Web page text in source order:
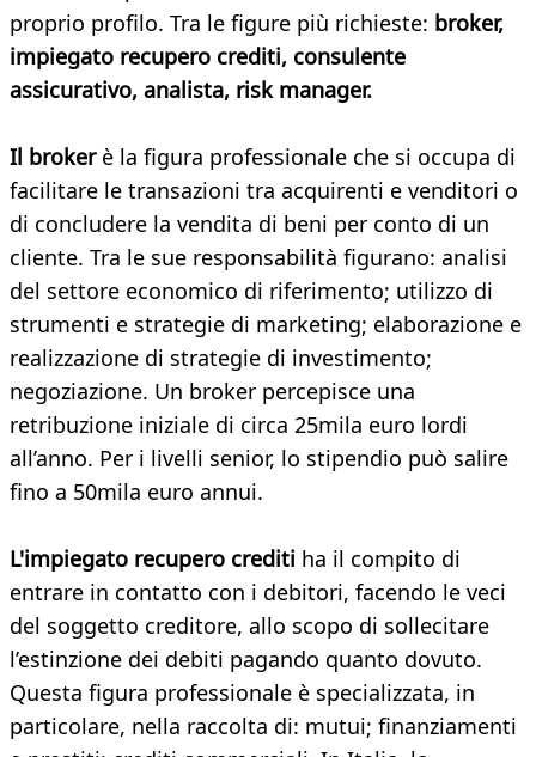
proprio profilo. Tra le figure più richieste: broker,
impiegato recupero crediti, consulente
assicurativo, analista, risk manager.
Il broker è la figura professionale che si occupa di
facilitare le transazioni tra acquirenti e venditori o
di concludere la vendita di beni per conto di un
cliente. Tra le sue responsabilità figurano: analisi
del settore economico di riferimento; utilizzo di
strumenti e strategie di marketing; elaborazione e
realizzazione di strategie di investimento;
negoziazione. Un broker percepisce una
retribuzione iniziale di circa 25mila euro lordi
all’anno. Per i livelli senior, lo stipendio può salire
fino a 50mila euro annui.
L'impiegato recupero crediti ha il compito di
entrare in contatto con i debitori, facendo le veci
del soggetto creditore, allo scopo di sollecitare
l’estinzione dei debiti pagando quanto dovuto.
Questa figura professionale è specializzata, in
particolare, nella raccolta di: mutui; finanziamenti